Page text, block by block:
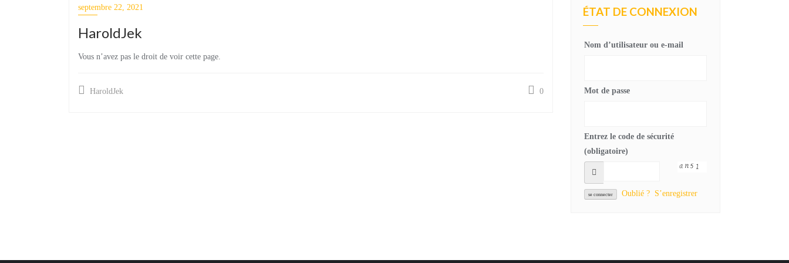
septembre 22, 2021
HaroldJek
Vous n’avez pas le droit de voir cette page.
HaroldJek 0
ÉTAT DE CONNEXION
Nom d’utilisateur ou e-mail
Mot de passe
Entrez le code de sécurité
(obligatoire)
Oublié ? S’enregistrer